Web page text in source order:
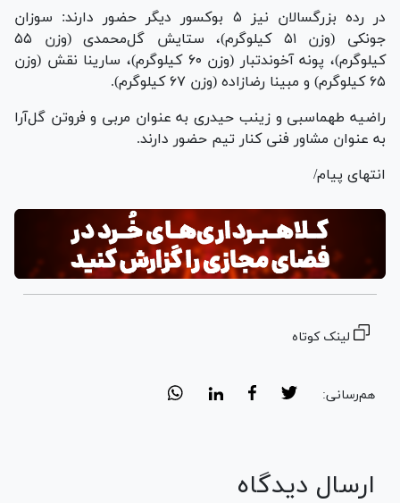
در رده بزرگسالان نیز ۵ بوکسور دیگر حضور دارند: سوزان
جونکی (وزن ۵۱ کیلوگرم)، ستایش گل‌محمدی (وزن ۵۵
کیلوگرم)، پونه آخوندتبار (وزن ۶۰ کیلوگرم)، سارینا نقش (وزن
۶۵ کیلوگرم) و مبینا رضازاده (وزن ۶۷ کیلوگرم).
راضیه طهماسبی و زینب حیدری به عنوان مربی و فروتن گل‌آرا
به عنوان مشاور فنی کنار تیم حضور دارند.
انتهای پیام/
لینک کوتاه
هم‌رسانی:
ارسال دیدگاه